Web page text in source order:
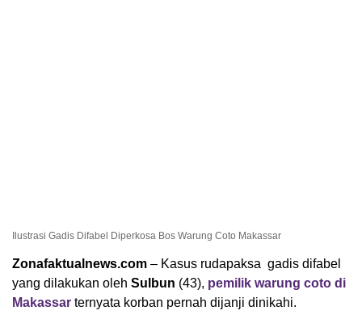
Ilustrasi Gadis Difabel Diperkosa Bos Warung Coto Makassar
Zonafaktualnews.com – Kasus rudapaksa gadis difabel
yang dilakukan oleh Sulbun (43), pemilik warung coto di
Makassar ternyata korban pernah dijanji dinikahi.